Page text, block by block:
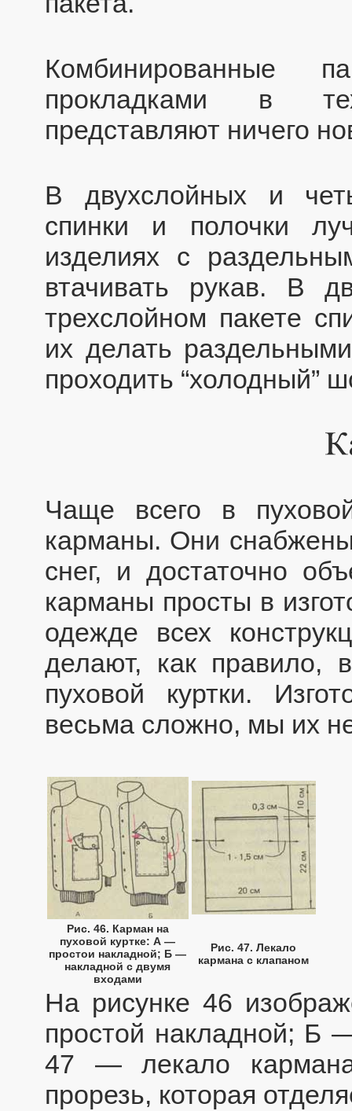
Комбинированные
прокладками в
представляют ничего
В двухслойных и
спинки и полочки
изделиях с
втачивать рукав. В
трехслойном пакете
их делать
проходить “холодный”
Чаще всего в
карманы. Они
снег, и достаточно
карманы просты в
одежде всех
делают, как правило,
пуховой куртки.
весьма сложно, мы их
Рис. 46. Карман на
пуховой куртке: А —
простои накладной; Б —
накладной с двумя
входами
Рис. 47. Лекало
кармана с клапаном
На рисунке 46
простой накладной; Б
47 — лекало
прорезь, которая